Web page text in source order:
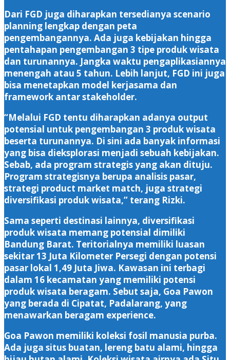
Dari FGD juga diharapkan tersedianya scenario
planning lengkap dengan peta
pengembangannya. Ada juga kebijakan hingga
pentahapan pengembangan 3 tipe produk wisata
dan turunannya. Jangka waktu pengaplikasiannya
menengah atau 5 tahun. Lebih lanjut, FGD ini juga
bisa menetapkan model kerjasama dan
framework antar stakeholder.
“Melalui FGD tentu diharapkan adanya output
potensial untuk pengembangan 3 produk wisata
beserta turunannya. Di sini ada banyak informasi
yang bisa dieksplorasi menjadi sebuah kebijakan.
Sebab, ada program strategis yang akan dituju.
Program strategisnya berupa analisis pasar,
strategi product market match, juga strategi
diversifikasi produk wisata,” terang Rizki.
Sama seperti destinasi lainnya, diversifikasi
produk wisata memang potensial dimiliki
Bandung Barat. Teritorialnya memiliki luasan
sekitar 13 Juta Kilometer Persegi dengan potensi
pasar lokal 1,49 Juta Jiwa. Kawasan ini terbagi
dalam 16 kecamatan yang memiliki potensi
produk wisata beragam. Sebut saja, Goa Pawon
yang berada di Cipatat, Padalarang, yang
menawarkan beragam experience.
Goa Pawon memiliki koleksi fosil manusia purba.
Ada juga situs buatan, lereng batu alami, hingga